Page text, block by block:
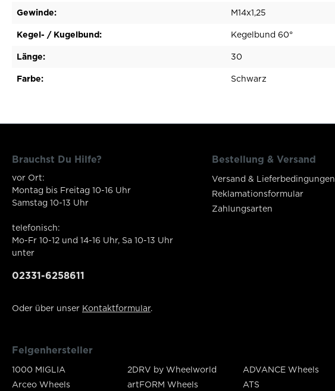
Gewinde: M14x1,25
Kegel- / Kugelbund: Kegelbund 60°
Länge: 30
Farbe: Schwarz
Brauchst Du Hilfe?
vor Ort:
Montag bis Freitag 10-16 Uhr
Samstag 10-13 Uhr
telefonisch:
Mo-Fr 10-12 und 14-16 Uhr, Sa 10-13 Uhr
unter
02331-6258611
Oder über unser Kontaktformular.
Bestellung & Versand
Versand & Lieferbedingungen
Reklamationsformular
Zahlungsarten
Felgenhersteller
1000 MIGLIA 2DRV by Wheelworld ADVANCE Wheels
Arceo Wheels
artFORM Wheels ATS